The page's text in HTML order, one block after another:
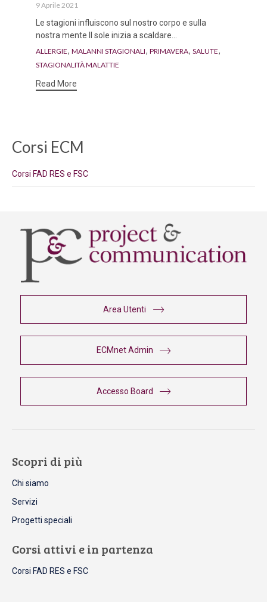
9 Aprile 2021
Le stagioni influiscono sul nostro corpo e sulla
nostra mente Il sole inizia a scaldare...
Tags
ALLERGIE, MALANNI STAGIONALI, PRIMAVERA, SALUTE,
STAGIONALITÀ MALATTIE
Read More
Corsi ECM
Corsi FAD RES e FSC
Area Utenti
ECMnet Admin
Accesso Board
Scopri di più
Chi siamo
Servizi
Progetti speciali
Corsi attivi e in partenza
Corsi FAD RES e FSC